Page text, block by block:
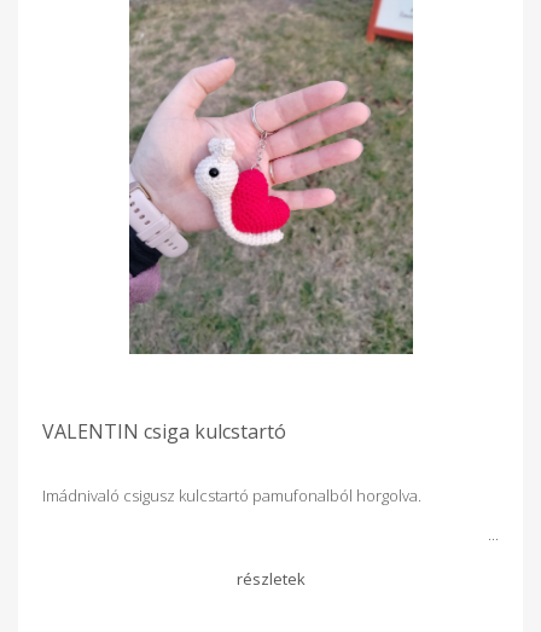
VALENTIN csiga kulcstartó
Imádnivaló csigusz kulcstartó pamufonalból horgolva.